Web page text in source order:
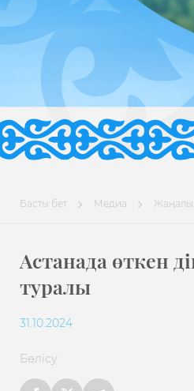
Басты бет Медиа
Астанада өткен
туралы
31.10.2024
Бөлісу